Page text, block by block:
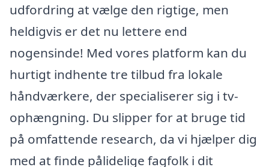
udfordring at vælge den rigtige, men
heldigvis er det nu lettere end
nogensinde! Med vores platform kan du
hurtigt indhente tre tilbud fra lokale
håndværkere, der specialiserer sig i tv-
ophængning. Du slipper for at bruge tid
på omfattende research, da vi hjælper dig
med at finde pålidelige fagfolk i dit